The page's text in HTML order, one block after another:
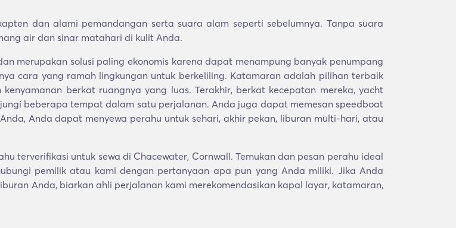
dan alami pemandangan serta suara alam seperti sebelumnya. Tanpa suara
air dan sinar matahari di kulit Anda.
merupakan solusi paling ekonomis karena dapat menampung banyak penumpang
cara yang ramah lingkungan untuk berkeliling. Katamaran adalah pilihan terbaik
berkat ruangnya yang luas. Terakhir, berkat kecepatan mereka, yacht
beberapa tempat dalam satu perjalanan. Anda juga dapat memesan speedboat
Anda dapat menyewa perahu untuk sehari, akhir pekan, liburan multi-hari, atau
terverifikasi untuk sewa di Chacewater, Cornwall. Temukan dan pesan perahu ideal
pemilik atau kami dengan pertanyaan apa pun yang Anda miliki. Jika Anda
Anda, biarkan ahli perjalanan kami merekomendasikan kapal layar, katamaran,